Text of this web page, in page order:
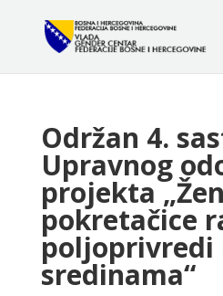
Održan 4.
Upravnog
projekta
pokretačice
sredinama“